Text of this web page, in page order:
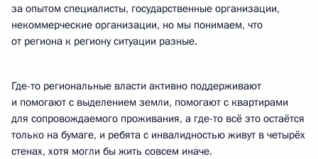
за опытом специалисты, государственные организации,
некоммерческие организации, но мы понимаем, что
от региона к региону ситуации разные.
Где-то региональные власти активно поддерживают
и помогают с выделением земли, помогают с квартирами
для сопровождаемого проживания, а где-то всё это остаётся
только на бумаге, и ребята с инвалидностью живут в четырёх
стенах, хотя могли бы жить совсем иначе.